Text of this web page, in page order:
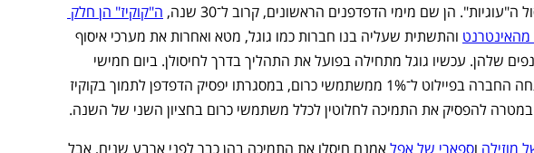
ה"עוגיות". הן שם מימי הדפדפנים הראשונים, קרוב ל־30 שנה,
מהאינטרנט
להפסיק את התמיכה לחלוטין לכלל משתמשי כרום בחציון השני של השנה.
מוזילה וספארי של אפל